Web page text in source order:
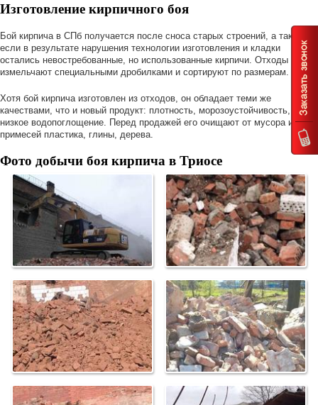
Изготовление кирпичного боя
Бой кирпича в СПб получается после сноса старых строений, а также
если в результате нарушения технологии изготовления и кладки
остались невостребованные, но использованные кирпичи. Отходы
измельчают специальными дробилками и сортируют по размерам.
Хотя бой кирпича изготовлен из отходов, он обладает теми же
качествами, что и новый продукт: плотность, морозоустойчивость,
низкое водопоглощение. Перед продажей его очищают от мусора и
примесей пластика, глины, дерева.
Фото добычи боя кирпича в Триосе